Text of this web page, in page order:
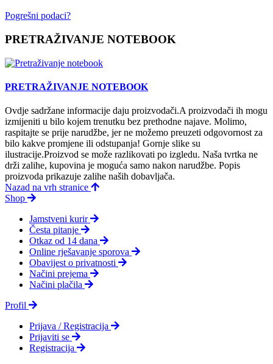
Pogrešni podaci?
PRETRAŽIVANJE NOTEBOOK
PRETRAŽIVANJE NOTEBOOK
Ovdje sadržane informacije daju proizvodači.A proizvodači ih mogu
izmijeniti u bilo kojem trenutku bez prethodne najave. Molimo,
raspitajte se prije narudžbe, jer ne možemo preuzeti odgovornost za
bilo kakve promjene ili odstupanja! Gornje slike su
ilustracije.Proizvod se može razlikovati po izgledu. Naša tvrtka ne
drži zalihe, kupovina je moguća samo nakon narudžbe. Popis
proizvoda prikazuje zalihe naših dobavljača.
Nazad na vrh stranice
Shop
Jamstveni kurir
Česta pitanje
Otkaz od 14 dana
Online rješavanje sporova
Obavijest o privatnosti
Načini prejema
Načini plačila
Profil
Prijava / Registracija
Prijaviti se
Registracija